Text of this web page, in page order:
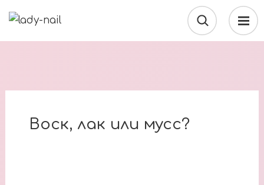
Воск, лак или мусс?